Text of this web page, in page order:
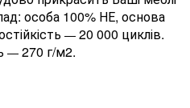
особа 100% НЕ, основа
—20 000 циклів.
— 270 г/м2.